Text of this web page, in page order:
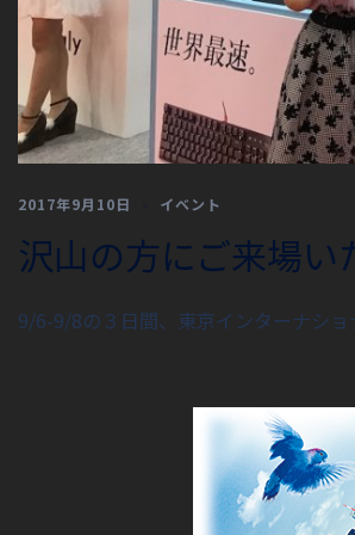
2017年9月10日 イベント
沢山の方にご来場
9/6-9/8の３日間、東京インターナシ